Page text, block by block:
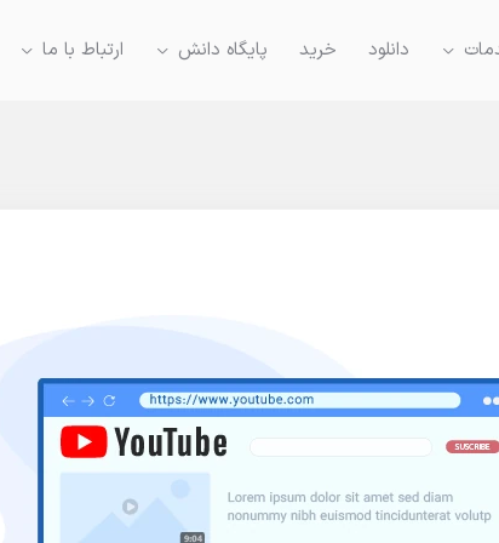
دانلود خرید پایگاه دانش ارتباط با ما